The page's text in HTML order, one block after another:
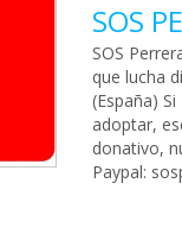
SOS
SOS
que lucha
(España)
adoptar,
donativo,
Paypal: